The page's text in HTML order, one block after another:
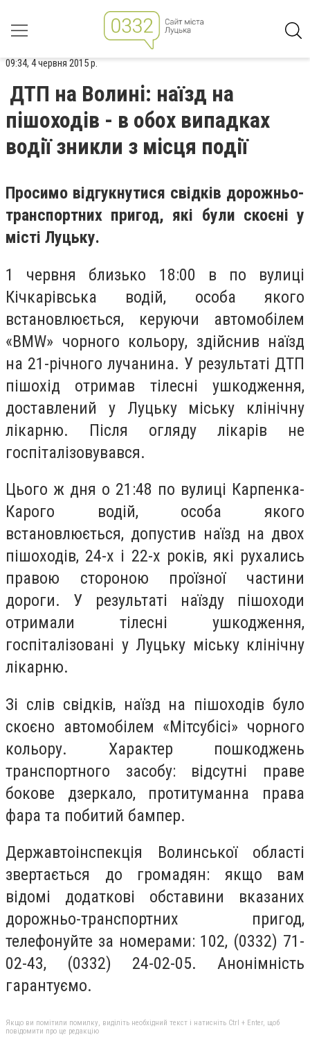
09:34, 4 червня 2015 р.
ДТП на Волині: наїзд на
пішоходів - в обох випадках
водії зникли з місця події
Просимо відгукнутися свідків дорожньо-
транспортних пригод, які були скоєні у
місті Луцьку.
1 червня близько 18:00 в по вулиці
Кічкарівська водій, особа якого
встановлюється, керуючи автомобілем
«BMW» чорного кольору, здійснив наїзд
на 21-річного лучанина. У результаті ДТП
пішохід отримав тілесні ушкодження,
доставлений у Луцьку міську клінічну
лікарню. Після огляду лікарів не
госпіталізовувався.
Цього ж дня о 21:48 по вулиці Карпенка-
Карого водій, особа якого
встановлюється, допустив наїзд на двох
пішоходів, 24-х і 22-х років, які рухались
правою стороною проїзної частини
дороги. У результаті наїзду пішоходи
отримали тілесні ушкодження,
госпіталізовані у Луцьку міську клінічну
лікарню.
Зі слів свідків, наїзд на пішоходів було
скоєно автомобілем «Мітсубісі» чорного
кольору. Характер пошкоджень
транспортного засобу: відсутні праве
бокове дзеркало, протитуманна права
фара та побитий бампер.
Державтоінспекція Волинської області
звертається до громадян: якщо вам
відомі додаткові обставини вказаних
дорожньо-транспортних пригод,
телефонуйте за номерами: 102, (0332) 71-
02-43, (0332) 24-02-05. Анонімність
гарантуємо.
Якщо ви помітили помилку, виділіть необхідний текст і натисніть Ctrl + Enter, щоб
повідомити про це редакцію